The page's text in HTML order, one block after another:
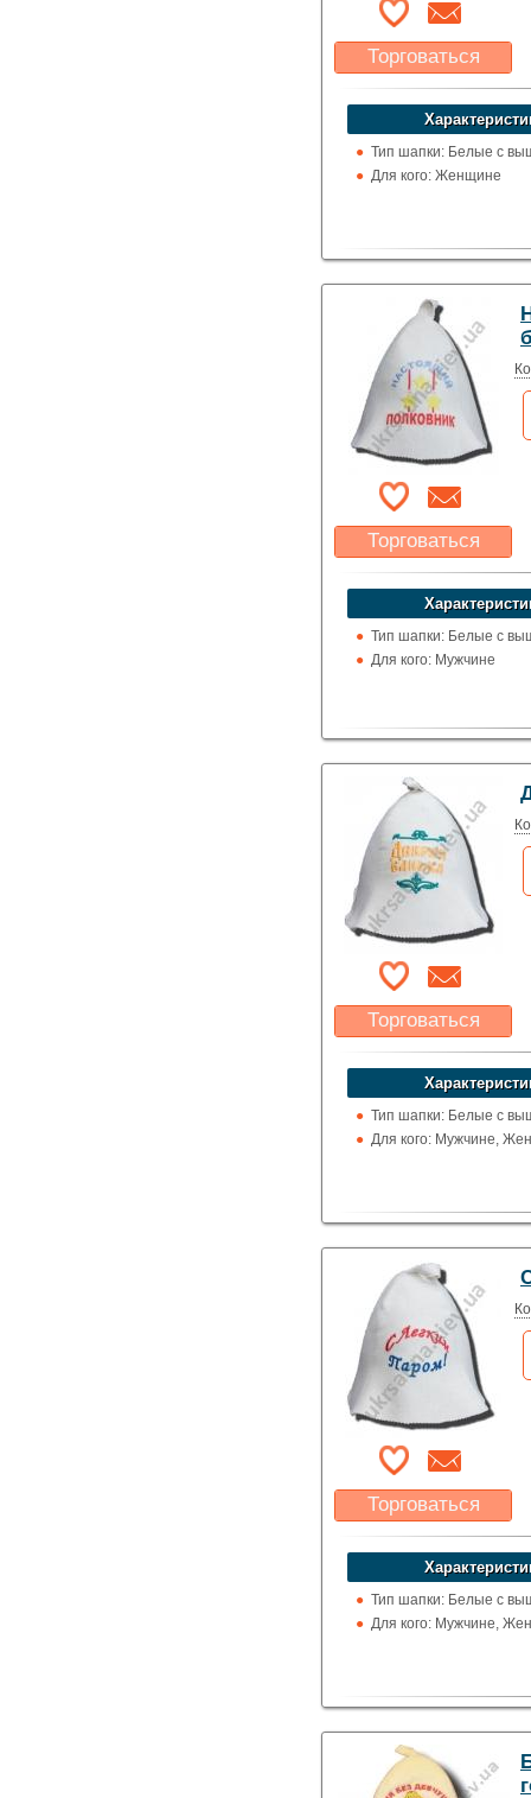
Торговаться
Какая цена Вас
устроит?
Указать цену
Тип шапки: Белые с
Для кого: Женщине
Торговаться
Какая цена Вас
устроит?
Указать цену
Тип шапки: Белые с
Для кого: Мужчине
Торговаться
Какая цена Вас
устроит?
Указать цену
Тип шапки: Белые с
Для кого: Мужчине,
Торговаться
Какая цена Вас
устроит?
Указать цену
Тип шапки: Белые с
Для кого: Мужчине,